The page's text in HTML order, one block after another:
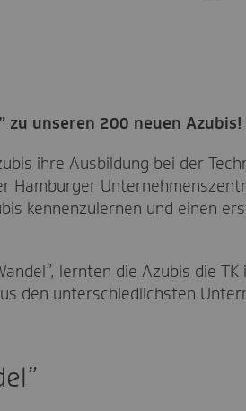
zu unseren 200 neuen Azubis!
ihre Ausbildung bei der
Hamburger
kennenzulernen und einen
lernten die Azubis die
den unterschiedlichsten